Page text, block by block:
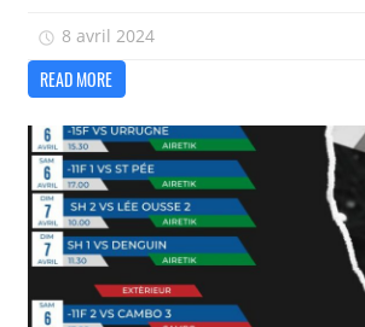
8 avril 2024
READ MORE